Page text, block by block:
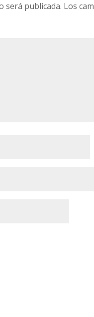
será publicada. Los